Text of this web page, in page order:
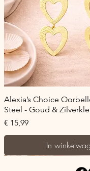
Snel
Alexia’s Choice
Steel - Goud &
Prijs
€ 15,99
In